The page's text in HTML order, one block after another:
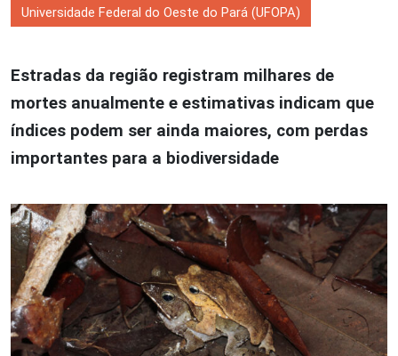
Universidade Federal do Oeste do Pará (UFOPA)
Estradas da região registram milhares de
mortes anualmente e estimativas indicam que
índices podem ser ainda maiores, com perdas
importantes para a biodiversidade